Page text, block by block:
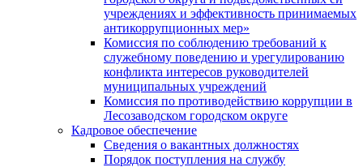
учреждениях и эффективность принимаемых
антикоррупционных мер»
Комиссия по соблюдению требований к
служебному поведению и урегулированию
конфликта интересов руководителей
муниципальных учреждений
Комиссия по противодействию коррупции в
Лесозаводском городском округе
Кадровое обеспечение
Сведения о вакантных должностях
Порядок поступления на службу